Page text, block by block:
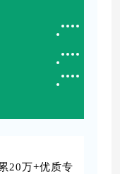
20万+优质专